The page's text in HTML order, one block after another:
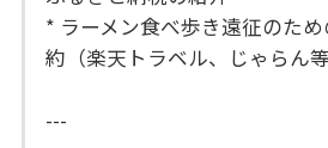
* ラーメン食べ歩き遠征のた
約（楽天トラベル、じゃらん等
---